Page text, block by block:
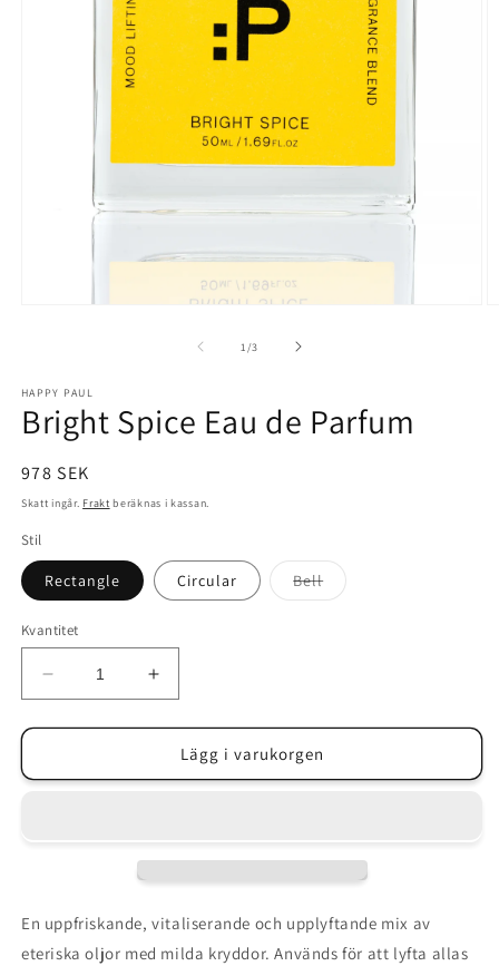
1/av
3
HAPPY PAUL
Bright Spice Eau de Parfum
Ordinarie
pris
978 SEK
Skatt ingår. Frakt beräknas i kassan.
Stil
Rectangle Circular BellVarianten
är
Kvantitet
Minska
kvantitet
för
Spice
Öka
kvantitet
för
Bright
Spice
Lägg i varukorgen
En uppfriskande, vitaliserande och upplyftande mix av
eteriska oljor med milda kryddor. Används för att lyfta allas